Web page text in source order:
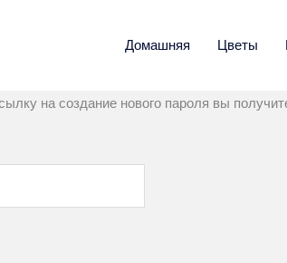
Домашняя Цветы
на создание нового пароля вы